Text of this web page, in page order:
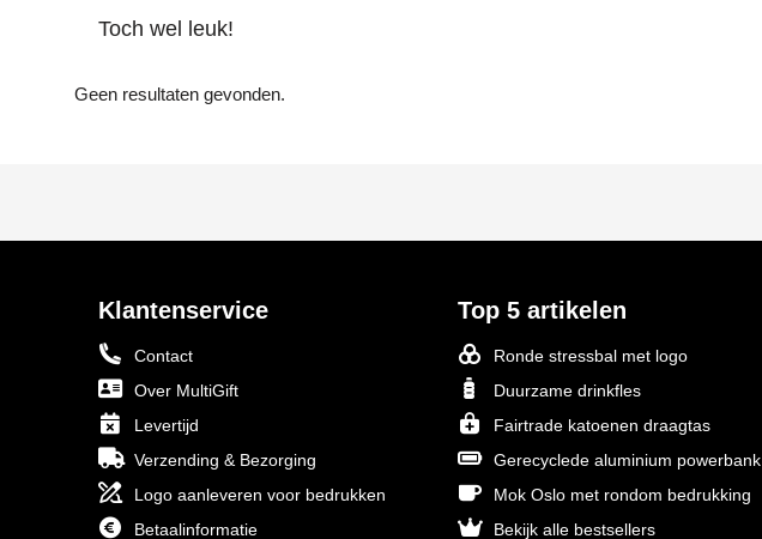
Toch wel leuk!
Geen resultaten gevonden.
Klantenservice
Contact
Over MultiGift
Levertijd
Verzending & Bezorging
Logo aanleveren voor bedrukken
Betaalinformatie
Top 5 artikelen
Ronde stressbal met logo
Duurzame drinkfles
Fairtrade katoenen draagtas
Gerecyclede aluminium powerbank
Mok Oslo met rondom bedrukking
Bekijk alle bestsellers